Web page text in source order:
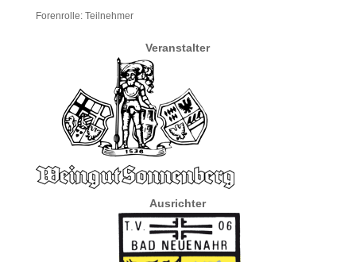
Forenrolle: Teilnehmer
Veranstalter
Ausrichter